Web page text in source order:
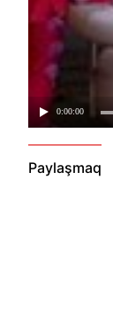
Paylaşmaq